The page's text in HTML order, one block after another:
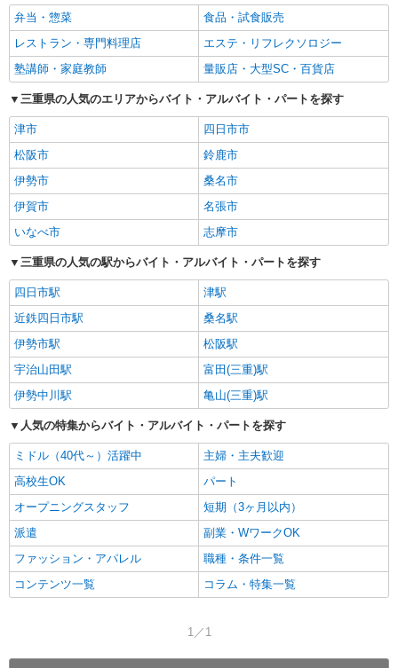
弁当・惣菜
食品・試食販売
レストラン・専門料理店
エステ・リフレクソロジー
塾講師・家庭教師
量販店・大型SC・百貨店
三重県の人気のエリアからバイト・アルバイト・パートを探す
津市
四日市市
松阪市
鈴鹿市
伊勢市
桑名市
伊賀市
名張市
いなべ市
志摩市
三重県の人気の駅からバイト・アルバイト・パートを探す
四日市駅
津駅
近鉄四日市駅
桑名駅
伊勢市駅
松阪駅
宇治山田駅
富田(三重)駅
伊勢中川駅
亀山(三重)駅
人気の特集からバイト・アルバイト・パートを探す
ミドル（40代～）活躍中
主婦・主夫歓迎
高校生OK
パート
オープニングスタッフ
短期（3ヶ月以内）
派遣
副業・WワークOK
ファッション・アパレル
職種・条件一覧
コンテンツ一覧
コラム・特集一覧
1／1